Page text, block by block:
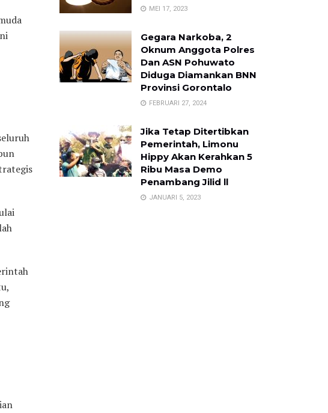
MEI 17, 2023
Gegara Narkoba, 2
Oknum Anggota Polres
Dan ASN Pohuwato
Diduga Diamankan BNN
Provinsi Gorontalo
FEBRUARI 27, 2024
Jika Tetap Ditertibkan
Pemerintah, Limonu
Hippy Akan Kerahkan 5
Ribu Masa Demo
Penambang Jilid ll
JANUARI 5, 2023